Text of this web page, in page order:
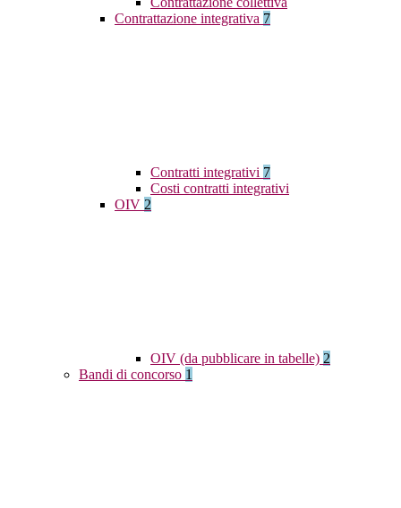
Contrattazione integrativa 7
Contratti integrativi 7
Costi contratti integrativi
OIV 2
OIV (da pubblicare in tabelle) 2
Bandi di concorso 1